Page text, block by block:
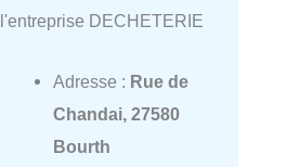
l'entreprise DECHETERIE
Adresse : Rue de
Chandai, 27580
Bourth